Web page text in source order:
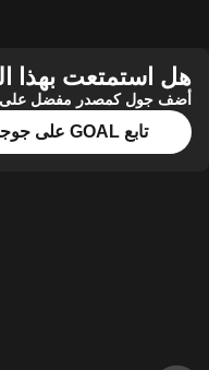
بهذا
كمصدر مفضل على جوجل
تابع GOAL على جوجل